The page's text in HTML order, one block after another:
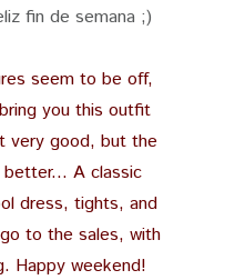
fin de semana ;)
seem to be off,
you this outfit
very good, but the
A classic
dress, tights, and
to the sales, with
Happy weekend!